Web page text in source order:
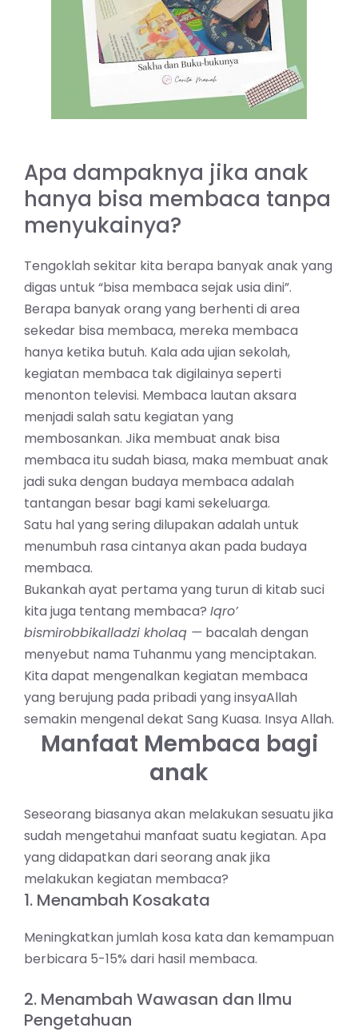
Apa dampaknya jika anak
hanya bisa membaca tanpa
menyukainya?
Tengoklah sekitar kita berapa banyak anak yang
digas untuk “bisa membaca sejak usia dini”.
Berapa banyak orang yang berhenti di area
sekedar bisa membaca, mereka membaca
hanya ketika butuh. Kala ada ujian sekolah,
kegiatan membaca tak digilainya seperti
menonton televisi. Membaca lautan aksara
menjadi salah satu kegiatan yang
membosankan. Jika membuat anak bisa
membaca itu sudah biasa, maka membuat anak
jadi suka dengan budaya membaca adalah
tantangan besar bagi kami sekeluarga.
Satu hal yang sering dilupakan adalah untuk
menumbuh rasa cintanya akan pada budaya
membaca.
Bukankah ayat pertama yang turun di kitab suci
kita juga tentang membaca? Iqro’
bismirobbikalladzi kholaq — bacalah dengan
menyebut nama Tuhanmu yang menciptakan.
Kita dapat mengenalkan kegiatan membaca
yang berujung pada pribadi yang insyaAllah
semakin mengenal dekat Sang Kuasa. Insya Allah.
Manfaat Membaca bagi
anak
Seseorang biasanya akan melakukan sesuatu jika
sudah mengetahui manfaat suatu kegiatan. Apa
yang didapatkan dari seorang anak jika
melakukan kegiatan membaca?
1. Menambah Kosakata
Meningkatkan jumlah kosa kata dan kemampuan
berbicara 5-15% dari hasil membaca.
2. Menambah Wawasan dan Ilmu
Pengetahuan